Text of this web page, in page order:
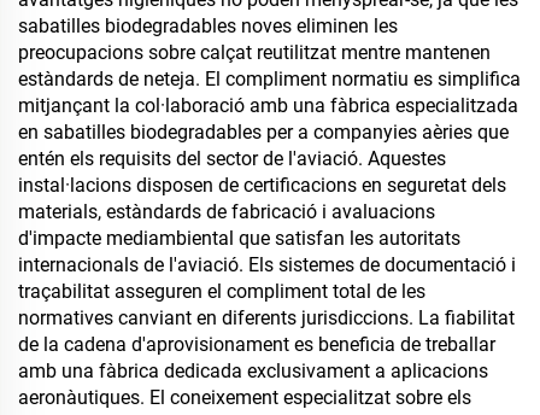
sabatilles biodegradables noves eliminen les
preocupacions sobre calçat reutilitzat mentre mantenen
estàndards de neteja. El compliment normatiu es simplifica
mitjançant la col·laboració amb una fàbrica especialitzada
en sabatilles biodegradables per a companyies aèries que
entén els requisits del sector de l'aviació. Aquestes
instal·lacions disposen de certificacions en seguretat dels
materials, estàndards de fabricació i avaluacions
d'impacte mediambiental que satisfan les autoritats
internacionals de l'aviació. Els sistemes de documentació i
traçabilitat asseguren el compliment total de les
normatives canviant en diferents jurisdiccions. La fiabilitat
de la cadena d'aprovisionament es beneficia de treballar
amb una fàbrica dedicada exclusivament a aplicacions
aeronàutiques. El coneixement especialitzat sobre els